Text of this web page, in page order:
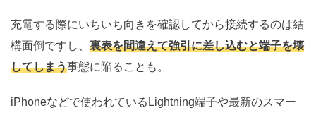
充電する際にいちいち向きを確認してから接続するのは結
構面倒ですし、 裏表を間違えて強引に差し込むと端子を壊
してしまう事態に陥ることも。
iPhoneなどで使われているLightning端子や最新のスマー